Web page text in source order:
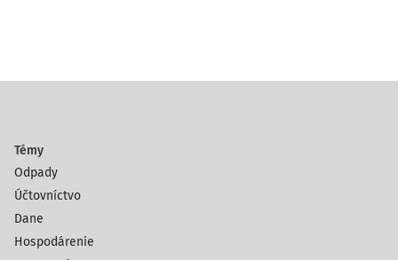
Témy
Odpady
Účtovníctvo
Dane
Hospodárenie